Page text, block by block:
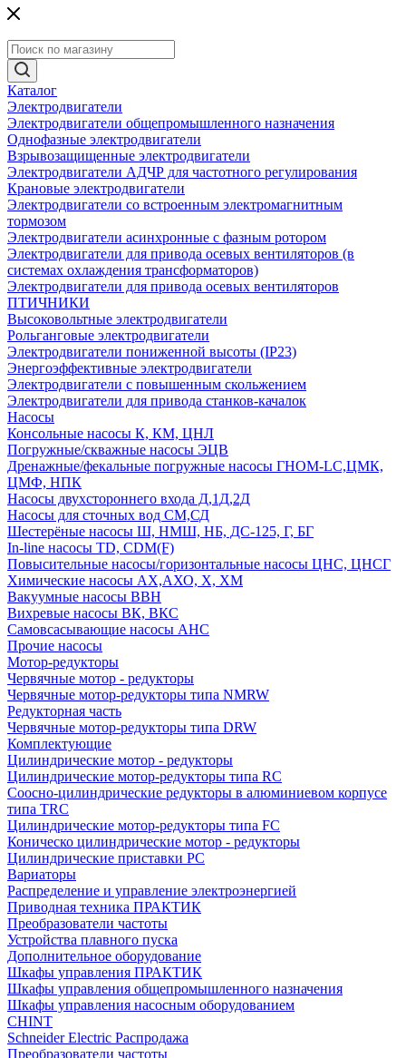
Каталог
Электродвигатели
Электродвигатели общепромышленного назначения
Однофазные электродвигатели
Взрывозащищенные электродвигатели
Электродвигатели АДЧР для частотного регулирования
Крановые электродвигатели
Электродвигатели со встроенным электромагнитным
тормозом
Электродвигатели асинхронные с фазным ротором
Электродвигатели для привода осевых вентиляторов (в
системах охлаждения трансформаторов)
Электродвигатели для привода осевых вентиляторов
ПТИЧНИКИ
Высоковольтные электродвигатели
Рольганговые электродвигатели
Электродвигатели пониженной высоты (IP23)
Энергоэффективные электродвигатели
Электродвигатели с повышенным скольжением
Электродвигатели для привода станков-качалок
Насосы
Консольные насосы К, КМ, ЦНЛ
Погружные/скважные насосы ЭЦВ
Дренажные/фекальные погружные насосы ГНОМ-LC,ЦМК,
ЦМФ, НПК
Насосы двухстороннего входа Д,1Д,2Д
Насосы для сточных вод СМ,СД
Шестерёные насосы Ш, НМШ, НБ, ДС-125, Г, БГ
In-line насосы TD, CDM(F)
Повысительные насосы/горизонтальные насосы ЦНС, ЦНСГ
Химические насосы АХ,АХО, Х, ХМ
Вакуумные насосы ВВН
Вихревые насосы ВК, ВКС
Самовсасывающие насосы АНС
Прочие насосы
Мотор-редукторы
Червячные мотор - редукторы
Червячные мотор-редукторы типа NMRW
Редукторная часть
Червячные мотор-редукторы типа DRW
Комплектующие
Цилиндрические мотор - редукторы
Цилиндрические мотор-редукторы типа RC
Соосно-цилиндрические редукторы в алюминиевом корпусе
типа TRC
Цилиндрические мотор-редукторы типа FC
Коническо цилиндрические мотор - редукторы
Цилиндрические приставки PC
Вариаторы
Распределение и управление электроэнергией
Приводная техника ПРАКТИК
Преобразователи частоты
Устройства плавного пуска
Дополнительное оборудование
Шкафы управления ПРАКТИК
Шкафы управления общепромышленного назначения
Шкафы управления насосным оборудованием
CHINT
Schneider Electric Распродажа
Преобразователи частоты